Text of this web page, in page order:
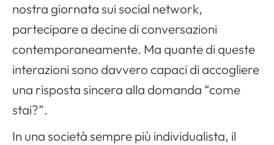
nostra giornata sui social network,
partecipare a decine di conversazioni
contemporaneamente. Ma quante di queste
interazioni sono davvero capaci di accogliere
una risposta sincera alla domanda “come
stai?”.
In una società sempre più individualista, il